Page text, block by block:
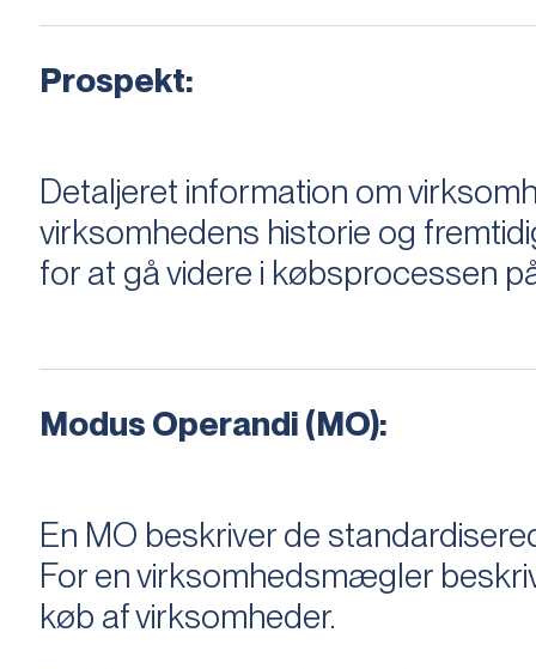
Prospekt:
Detaljeret information om
virksomhedens historie og
for at gå videre i købsprocessen
Modus Operandi (MO):
En MO beskriver de
For en virksomhedsmægler
køb af virksomheder.